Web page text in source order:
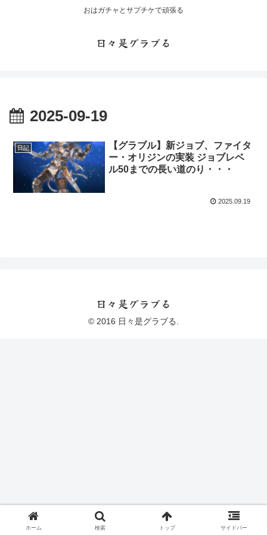
おはガチャとサプチケで頑張る
日々是グラブる
2025-09-19
日記
【グラブル】新ジョブ、ファイタ
ー・オリジンの実装 ジョブレベ
ル50までの長い道のり・・・
2025.09.19
日々是グラブる
© 2016 日々是グラブる.
ホーム 検索 トップ サイドバー